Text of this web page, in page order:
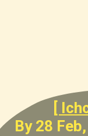
[
By 28